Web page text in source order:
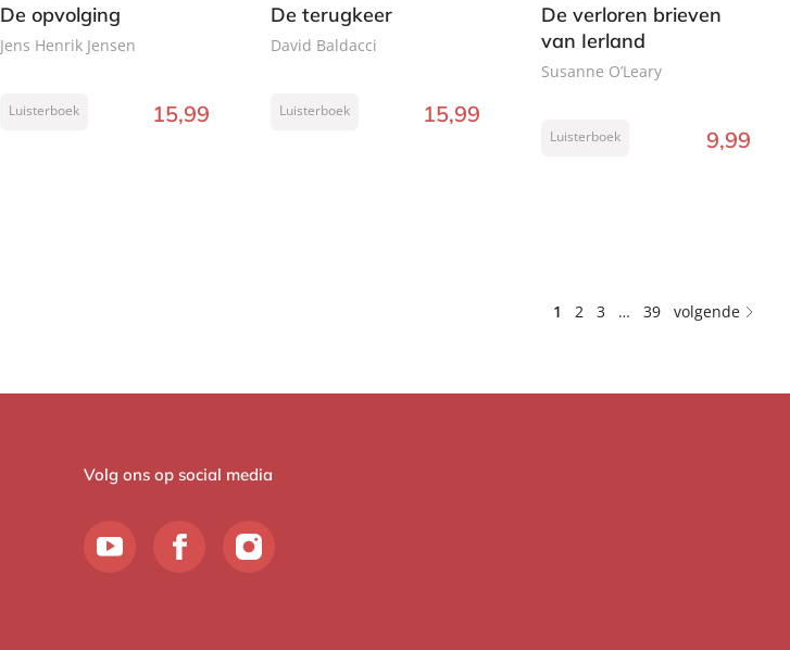
De opvolging
Jens Henrik Jensen
15,99
Luisterboek
De terugkeer
David Baldacci
15,99
Luisterboek
De verloren brieven
van Ierland
Susanne O’Leary
9,99
Luisterboek
1 2 3 … 39 volgende
Volg ons op social media